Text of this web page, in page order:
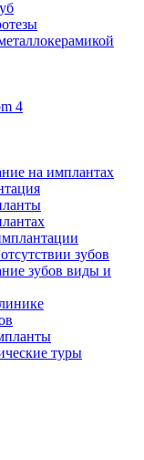
4
на имплантах
зубов
зубов виды и
туры